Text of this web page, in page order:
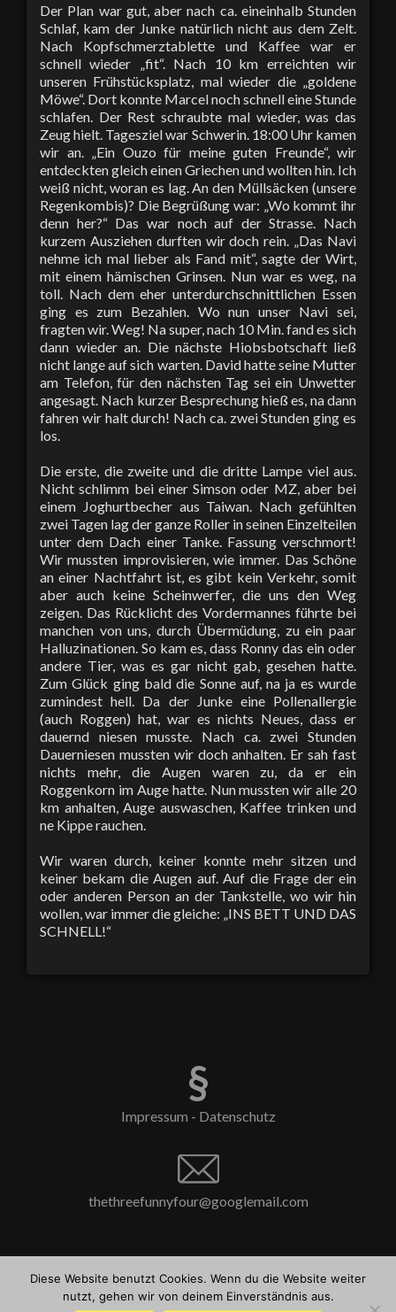
Der Plan war gut, aber nach ca. eineinhalb Stunden
Schlaf, kam der Junke natürlich nicht aus dem Zelt.
Nach Kopfschmerztablette und Kaffee war er
schnell wieder „fit“. Nach 10 km erreichten wir
unseren Frühstücksplatz, mal wieder die „goldene
Möwe“. Dort konnte Marcel noch schnell eine Stunde
schlafen. Der Rest schraubte mal wieder, was das
Zeug hielt. Tagesziel war Schwerin. 18:00 Uhr kamen
wir an. „Ein Ouzo für meine guten Freunde“, wir
entdeckten gleich einen Griechen und wollten hin. Ich
weiß nicht, woran es lag. An den Müllsäcken (unsere
Regenkombis)? Die Begrüßung war: „Wo kommt ihr
denn her?“ Das war noch auf der Strasse. Nach
kurzem Ausziehen durften wir doch rein. „Das Navi
nehme ich mal lieber als Fand mit“, sagte der Wirt,
mit einem hämischen Grinsen. Nun war es weg, na
toll. Nach dem eher unterdurchschnittlichen Essen
ging es zum Bezahlen. Wo nun unser Navi sei,
fragten wir. Weg! Na super, nach 10 Min. fand es sich
dann wieder an. Die nächste Hiobsbotschaft ließ
nicht lange auf sich warten. David hatte seine Mutter
am Telefon, für den nächsten Tag sei ein Unwetter
angesagt. Nach kurzer Besprechung hieß es, na dann
fahren wir halt durch! Nach ca. zwei Stunden ging es
los.
Die erste, die zweite und die dritte Lampe viel aus.
Nicht schlimm bei einer Simson oder MZ, aber bei
einem Joghurtbecher aus Taiwan. Nach gefühlten
zwei Tagen lag der ganze Roller in seinen Einzelteilen
unter dem Dach einer Tanke. Fassung verschmort!
Wir mussten improvisieren, wie immer. Das Schöne
an einer Nachtfahrt ist, es gibt kein Verkehr, somit
aber auch keine Scheinwerfer, die uns den Weg
zeigen. Das Rücklicht des Vordermannes führte bei
manchen von uns, durch Übermüdung, zu ein paar
Halluzinationen. So kam es, dass Ronny das ein oder
andere Tier, was es gar nicht gab, gesehen hatte.
Zum Glück ging bald die Sonne auf, na ja es wurde
zumindest hell. Da der Junke eine Pollenallergie
(auch Roggen) hat, war es nichts Neues, dass er
dauernd niesen musste. Nach ca. zwei Stunden
Dauerniesen mussten wir doch anhalten. Er sah fast
nichts mehr, die Augen waren zu, da er ein
Roggenkorn im Auge hatte. Nun mussten wir alle 20
km anhalten, Auge auswaschen, Kaffee trinken und
ne Kippe rauchen.
Wir waren durch, keiner konnte mehr sitzen und
keiner bekam die Augen auf. Auf die Frage der ein
oder anderen Person an der Tankstelle, wo wir hin
wollen, war immer die gleiche: „INS BETT UND DAS
SCHNELL!“
§
Impressum - Datenschutz
thethreefunnyfour@googlemail.com
Facebook-
Link
Diese Website benutzt Cookies. Wenn du die Website weiter
nutzt, gehen wir von deinem Einverständnis aus.